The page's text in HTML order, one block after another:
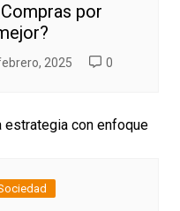
por
2025 0